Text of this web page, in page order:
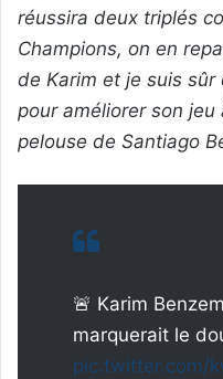
réussira deux triplés
Champions, on en
de Karim et je suis sûr
pour améliorer son
pelouse de Santiago
🚨 Karim
marquerait le
pic.twitter.com/